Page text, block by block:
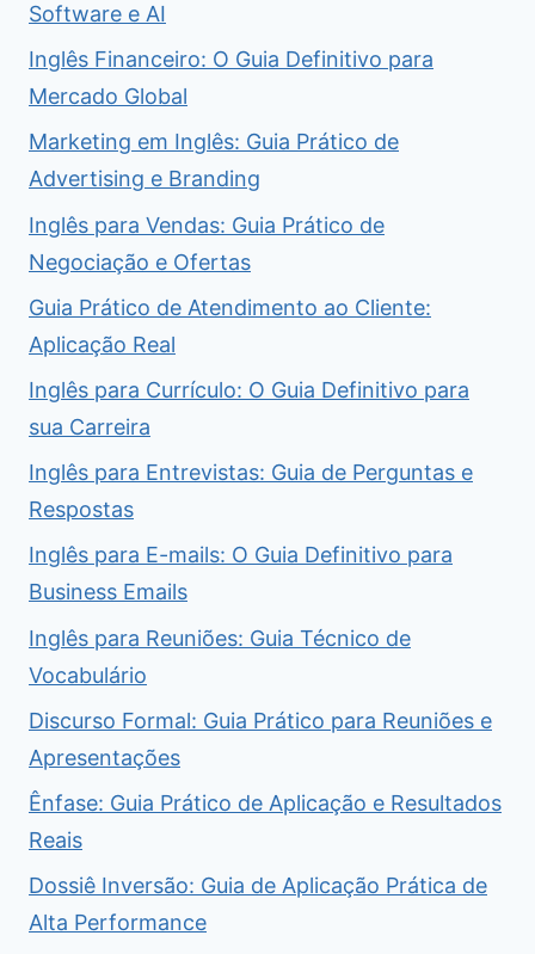
Software e AI
Inglês Financeiro: O Guia Definitivo para
Mercado Global
Marketing em Inglês: Guia Prático de
Advertising e Branding
Inglês para Vendas: Guia Prático de
Negociação e Ofertas
Guia Prático de Atendimento ao Cliente:
Aplicação Real
Inglês para Currículo: O Guia Definitivo para
sua Carreira
Inglês para Entrevistas: Guia de Perguntas e
Respostas
Inglês para E-mails: O Guia Definitivo para
Business Emails
Inglês para Reuniões: Guia Técnico de
Vocabulário
Discurso Formal: Guia Prático para Reuniões e
Apresentações
Ênfase: Guia Prático de Aplicação e Resultados
Reais
Dossiê Inversão: Guia de Aplicação Prática de
Alta Performance